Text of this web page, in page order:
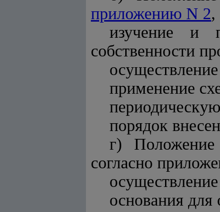
приложению N 2,
изучение и
собственности
применение
порядок
г) Положение
согласно
основания для